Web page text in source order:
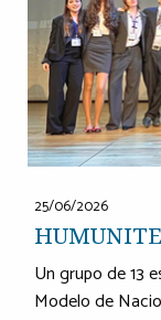
25/06/2026
Un grupo de 13
Modelo de